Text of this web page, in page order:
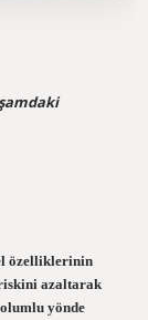
özelliklerinin
riskini azaltarak
yönde